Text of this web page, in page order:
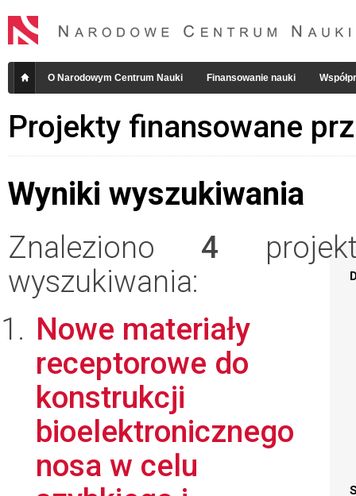
O Narodowym Centrum Nauki Finansowanie nauki
Projekty finansowane
Wyniki wyszukiwania
Znaleziono 4
wyszukiwania:
Nowe materiały
receptorowe do
konstrukcji
bioelektronicznego
nosa w celu